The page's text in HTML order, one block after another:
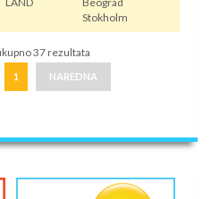
Stokholm
37 rezultata
1 NAREDNA